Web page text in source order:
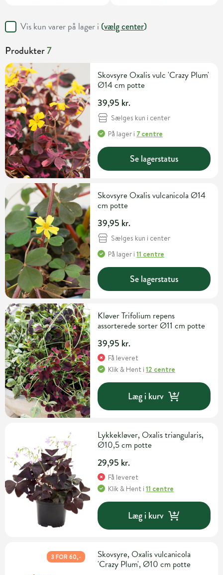
Vis kun varer på lager i (vælg center)
Produkter7
Skovsyre Oxalis vulc 'Crazy Plum'
Ø14 cm potte
39,95 kr.
Sælges kun i center
På lager i 7 centre
Se lagerstatus
Skovsyre Oxalis vulcanicola Ø14
cm potte
39,95 kr.
Sælges kun i center
På lager i11 centre
Se lagerstatus
Kløver Trifolium repens
assorterede sorter Ø11 cm potte
39,95 kr.
Få leveret
Klik & Hent i12 centre
Læg i kurv
Lykkekløver, Oxalis triangularis,
Ø10,5 cm potte
29,95 kr.
Få leveret
Klik & Hent i11 centre
Læg i kurv
3 FOR 60,-
Skovsyre, Oxalis vulcanicola
'Crazy Plum', Ø10 cm potte